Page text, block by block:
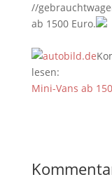
//
ab 1500 Euro.
lesen:
Mini-Vans ab